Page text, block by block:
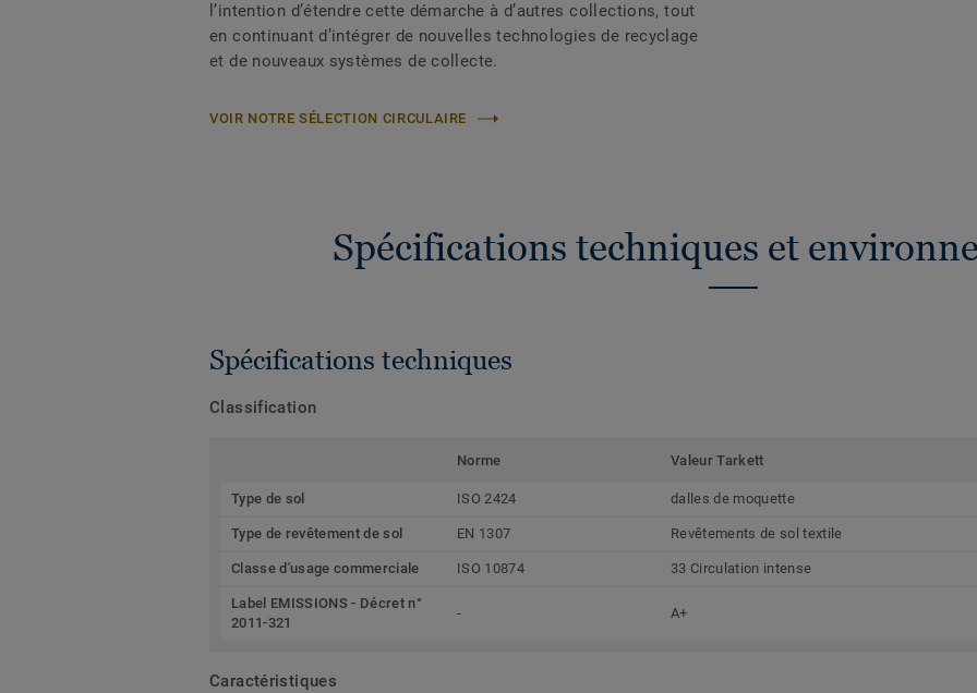
l’intention d’étendre cette démarche à d’autres collections, tout
en continuant d’intégrer de nouvelles technologies de recyclage
et de nouveaux systèmes de collecte.
VOIR NOTRE SÉLECTION CIRCULAIRE
Spécifications techniques et
Spécifications techniques
Classification
Norme Valeur Tarkett
Type de sol ISO 2424 dalles de moquette
Type de revêtement de sol EN 1307 Revêtements de sol textile
Classe d'usage commerciale ISO 10874 33 Circulation intense
Label EMISSIONS - Décret n°
2011-321
- A+
Caractéristiques